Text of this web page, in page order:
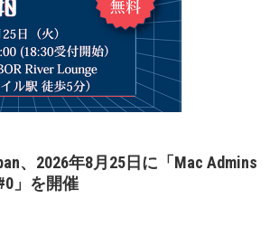
、2026年8月25日に「Mac Admins
」を開催